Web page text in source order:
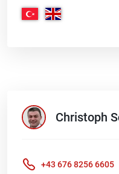
Christoph
+43 676 8256 6605